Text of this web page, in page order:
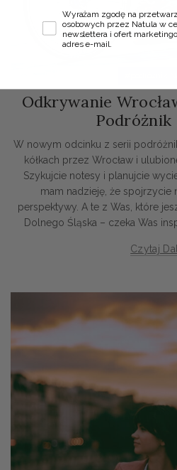
Odkrywanie
W nowym odcinku z serii
kółkach przez Wrocław i
Szykujcie notesy i planujcie
mam nadzieję, że spojrzycie
perspektywy. A te z Was, które
Dolnego Śląska – czeka Was
Czytaj
ZgodaWyrażam zgodę na
osobowych przez Natula w
newslettera i ofert
adres e-mail.